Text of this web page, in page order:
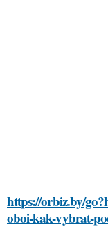
https://orbiz.by/
oboi-kak-vybrat-